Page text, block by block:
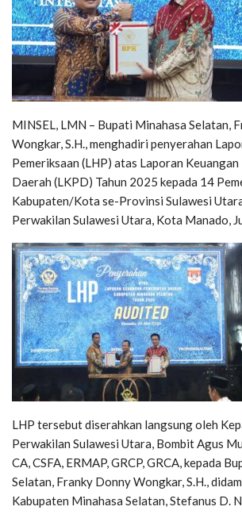
MINSEL, LMN – Bupati Minahasa Selatan,
Wongkar, S.H., menghadiri penyerahan
Pemeriksaan (LHP) atas Laporan
Daerah (LKPD) Tahun 2025 kepada 14
Kabupaten/Kota se-Provinsi Sulawesi
Perwakilan Sulawesi Utara, Kota Manado,
LHP tersebut diserahkan langsung oleh
Perwakilan Sulawesi Utara, Bombit Agus
CA, CSFA, ERMAP, GRCP, GRCA, kepada
Selatan, Franky Donny Wongkar, S.H.,
Kabupaten Minahasa Selatan, Stefanus D.